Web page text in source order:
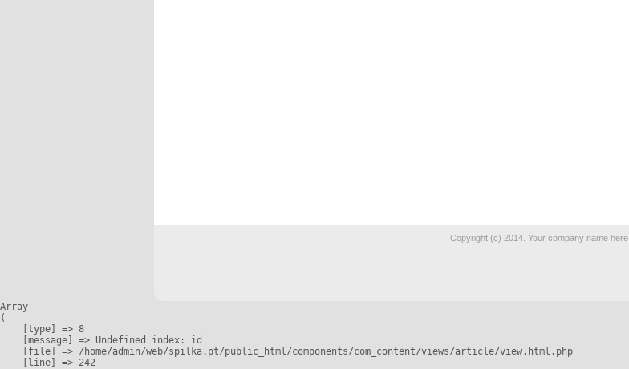
Copyright (c) 2014. Your company name here
Array
(
    [type] => 8
    [message] => Undefined index: id
    [file] => /home/admin/web/spilka.pt/public_html/components/com_content/views/article/view.html.php
    [line] => 242